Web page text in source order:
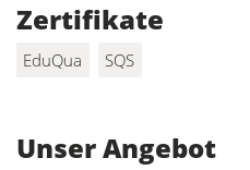
Zertifikate
EduQua SQS
Unser Angebot